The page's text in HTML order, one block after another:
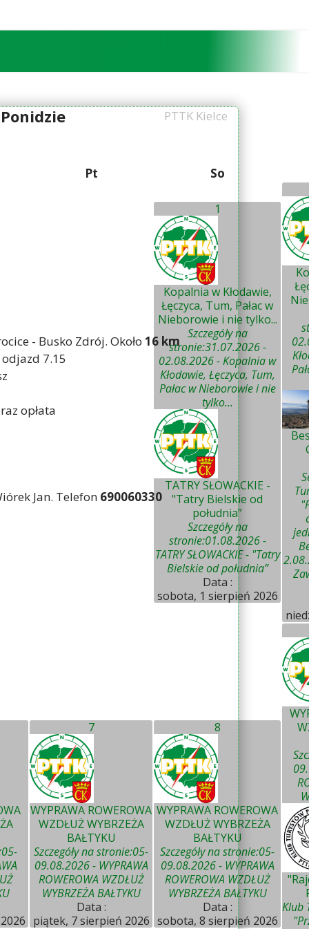
Pt So
1
Kopalnia w Kłodawie,
Łęczyca, Tum, Pałac w
Nieborowie i nie tylko...
Szczegóły na
stronie:31.07.2026 -
02.08.2026 - Kopalnia w
Kłodawie, Łęczyca, Tum,
Pałac w Nieborowie i nie
tylko...
TATRY SŁOWACKIE -
"Tatry Bielskie od
południa”
Szczegóły na
stronie:01.08.2026 -
TATRY SŁOWACKIE - "Tatry
Bielskie od południa”
Data :
sobota, 1 sierpień 2026
7
WYPRAWA ROWEROWA
WZDŁUŻ WYBRZEŻA
BAŁTYKU
Szczegóły na stronie:05-
09.08.2026 - WYPRAWA
ROWEROWA WZDŁUŻ
WYBRZEŻA BAŁTYKU
Data :
piątek, 7 sierpień 2026
8
WYPRAWA ROWEROWA
WZDŁUŻ WYBRZEŻA
BAŁTYKU
Szczegóły na stronie:05-
09.08.2026 - WYPRAWA
ROWEROWA WZDŁUŻ
WYBRZEŻA BAŁTYKU
Data :
sobota, 8 sierpień 2026
Klub
PTTK Kielce
- Busko Zdrój. Około 16 km
7.15
opłata
Jan. Telefon 690060330